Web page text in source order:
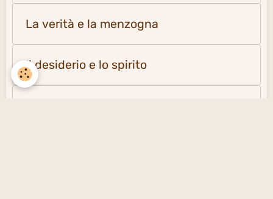
La verità e la menzogna
Il desiderio e lo spirito